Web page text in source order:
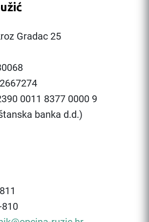
Gradac 25
2667274
0011 8377 0000 9
banka d.d.)